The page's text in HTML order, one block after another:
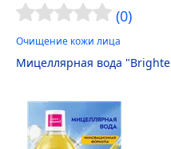
(0)
Очищение кожи лица
Мицеллярная вода